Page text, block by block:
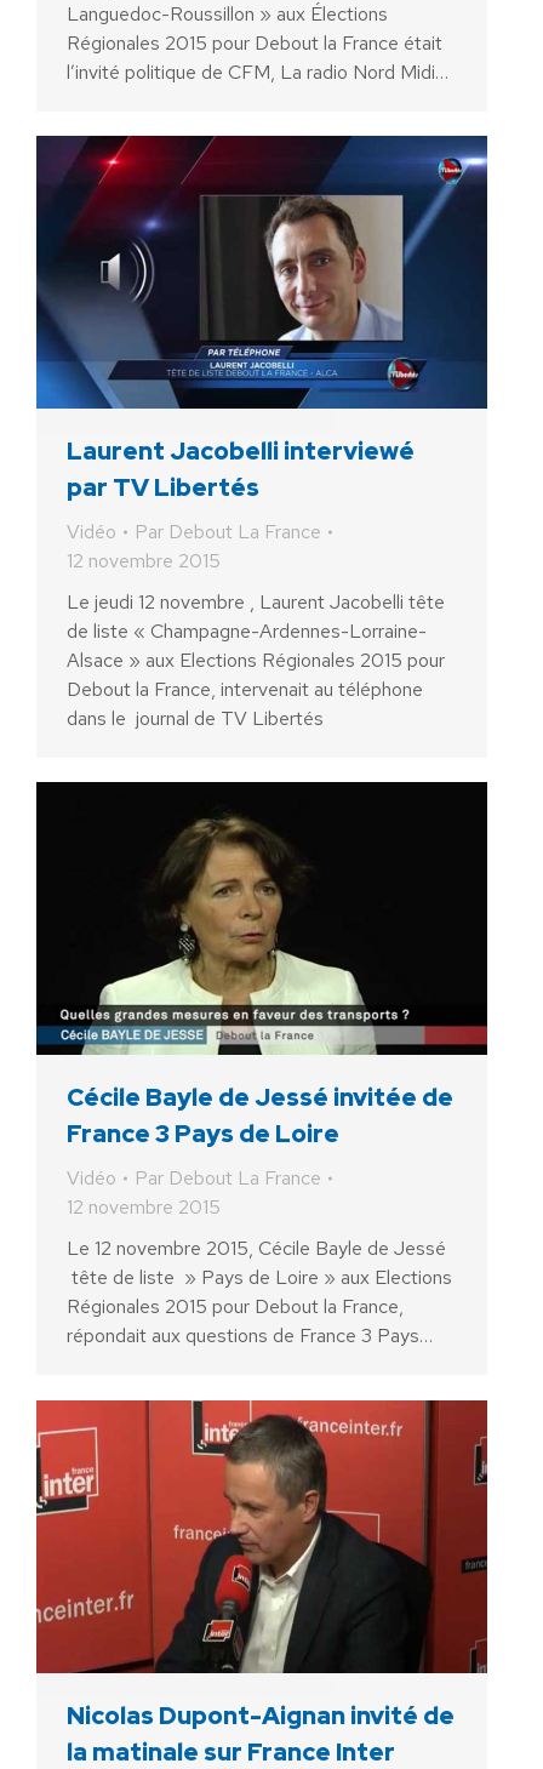
Languedoc-Roussillon » aux Élections
Régionales 2015 pour Debout la France était
l’invité politique de CFM, La radio Nord Midi…
Laurent Jacobelli interviewé
par TV Libertés
Vidéo Par Debout La France
12 novembre 2015
Le jeudi 12 novembre , Laurent Jacobelli tête
de liste « Champagne-Ardennes-Lorraine-
Alsace » aux Elections Régionales 2015 pour
Debout la France, intervenait au téléphone
dans le journal de TV Libertés
Cécile Bayle de Jessé invitée de
France 3 Pays de Loire
Vidéo Par Debout La France
12 novembre 2015
Le 12 novembre 2015, Cécile Bayle de Jessé
tête de liste » Pays de Loire » aux Elections
Régionales 2015 pour Debout la France,
répondait aux questions de France 3 Pays…
Nicolas Dupont-Aignan invité de
la matinale sur France Inter